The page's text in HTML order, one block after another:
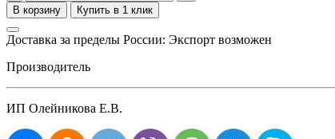
Доставка за пределы России: Экспорт возможен
Производитель
ИП Олейникова Е.В.